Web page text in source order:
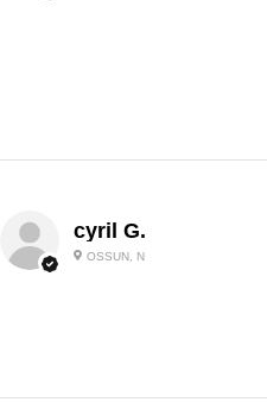
cyril G.
OSSUN, N